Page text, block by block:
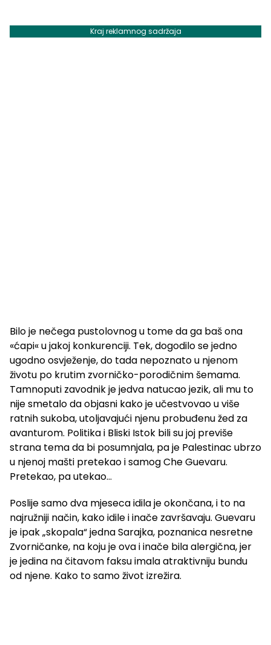
Kraj reklamnog sadržaja
Bilo je nečega pustolovnog u tome da ga baš ona
«ćapi« u jakoj konkurenciji. Tek, dogodilo se jedno
ugodno osvježenje, do tada nepoznato u njenom
životu po krutim zvorničko-porodičnim šemama.
Tamnoputi zavodnik je jedva natucao jezik, ali mu to
nije smetalo da objasni kako je učestvovao u više
ratnih sukoba, utoljavajući njenu probuđenu žed za
avanturom. Politika i Bliski Istok bili su joj previše
strana tema da bi posumnjala, pa je Palestinac ubrzo
u njenoj mašti pretekao i samog Che Guevaru.
Pretekao, pa utekao…
Poslije samo dva mjeseca idila je okončana, i to na
najružniji način, kako idile i inače završavaju. Guevaru
je ipak „skopala“ jedna Sarajka, poznanica nesretne
Zvorničanke, na koju je ova i inače bila alergična, jer
je jedina na čitavom faksu imala atraktivniju bundu
od njene. Kako to samo život izrežira.